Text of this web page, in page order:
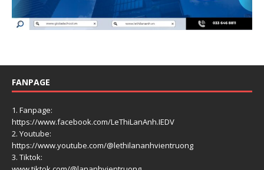
FANPAGE
1. Fanpage:
https://www.facebook.com/LeThiLanAnh.IEDV
2. Youtube:
https://www.youtube.com/@lethilananhvientruong
3. Tiktok: